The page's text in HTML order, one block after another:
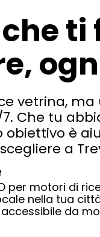
ti
vetrina,
Che tu
obiettivo è
a
per motori di
nella tua
da